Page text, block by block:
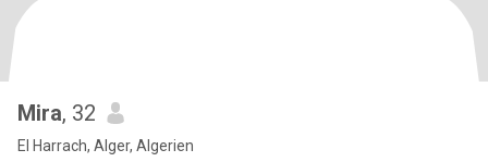
Mira, 32
El Harrach, Alger, Algerien